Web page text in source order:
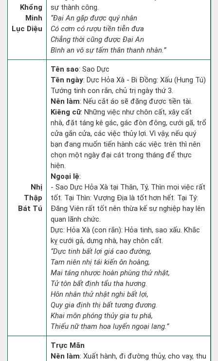
Khổng
Minh
Lục Diệu
sự thành công.
“Đại An gặp được quý nhân
Có cơm có rượu tiền tiễn đưa
Chẳng thời cũng được Đại An
Bình an vô sự tấm thân thanh nhàn.”
Nhị
Thập
Bát Tú
Tên sao: Sao Dực
Tên ngày: Dực Hỏa Xà - Bi Đồng: Xấu (Hung Tú)
Tướng tinh con rắn, chủ trị ngày thứ 3.
Nên làm: Nếu cắt áo sẽ đặng được tiền tài.
Kiêng cữ: Những việc như chôn cất, xây cất
nhà, đặt táng kê gác, gác đòn đông, cưới gã, trổ
cửa gắn cửa, các việc thủy lợi. Vì vậy, nếu quý
bạn đang muốn tiến hành các việc trên thì nên
chọn một ngày đại cát trong tháng để thực
hiện.
Ngoại lệ:
- Sao Dực Hỏa Xà tại Thân, Tý, Thìn mọi việc rất
tốt. Tại Thìn: Vượng Địa là tốt hơn hết. Tại Tý:
Đăng Viên rất tốt nên thừa kế sự nghiệp hay lên
quan lãnh chức.
Dực: Hỏa Xà (con rắn): Hỏa tinh, sao xấu. Khắc
kỵ cưới gả, dựng nhà, hay chôn cất.
“Dực tinh bất lợi giá cao đường,
Tam niên nhị tái kiến ôn hoàng,
Mai táng nhược hoàn phùng thử nhật,
Tử tôn bất định tẩu tha hương.
Hôn nhân thử nhật nghi bất lợi,
Quy gia định thị bất tương đương.
Khai môn phóng thủy gia tu phá,
Thiếu nữ tham hoa luyến ngoại lang.”
Trực Mãn
Nên làm: Xuất hành, đi đường thủy, cho vay, thu